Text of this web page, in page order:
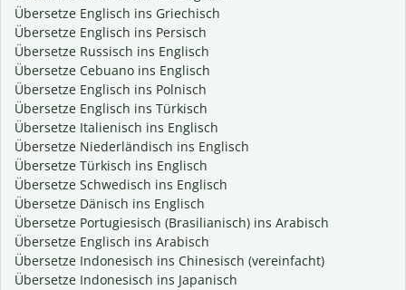
Übersetze Englisch ins Griechisch
Übersetze Englisch ins Persisch
Übersetze Russisch ins Englisch
Übersetze Cebuano ins Englisch
Übersetze Englisch ins Polnisch
Übersetze Englisch ins Türkisch
Übersetze Italienisch ins Englisch
Übersetze Niederländisch ins Englisch
Übersetze Türkisch ins Englisch
Übersetze Schwedisch ins Englisch
Übersetze Dänisch ins Englisch
Übersetze Portugiesisch (Brasilianisch) ins Arabisch
Übersetze Englisch ins Arabisch
Übersetze Indonesisch ins Chinesisch (vereinfacht)
Übersetze Indonesisch ins Japanisch